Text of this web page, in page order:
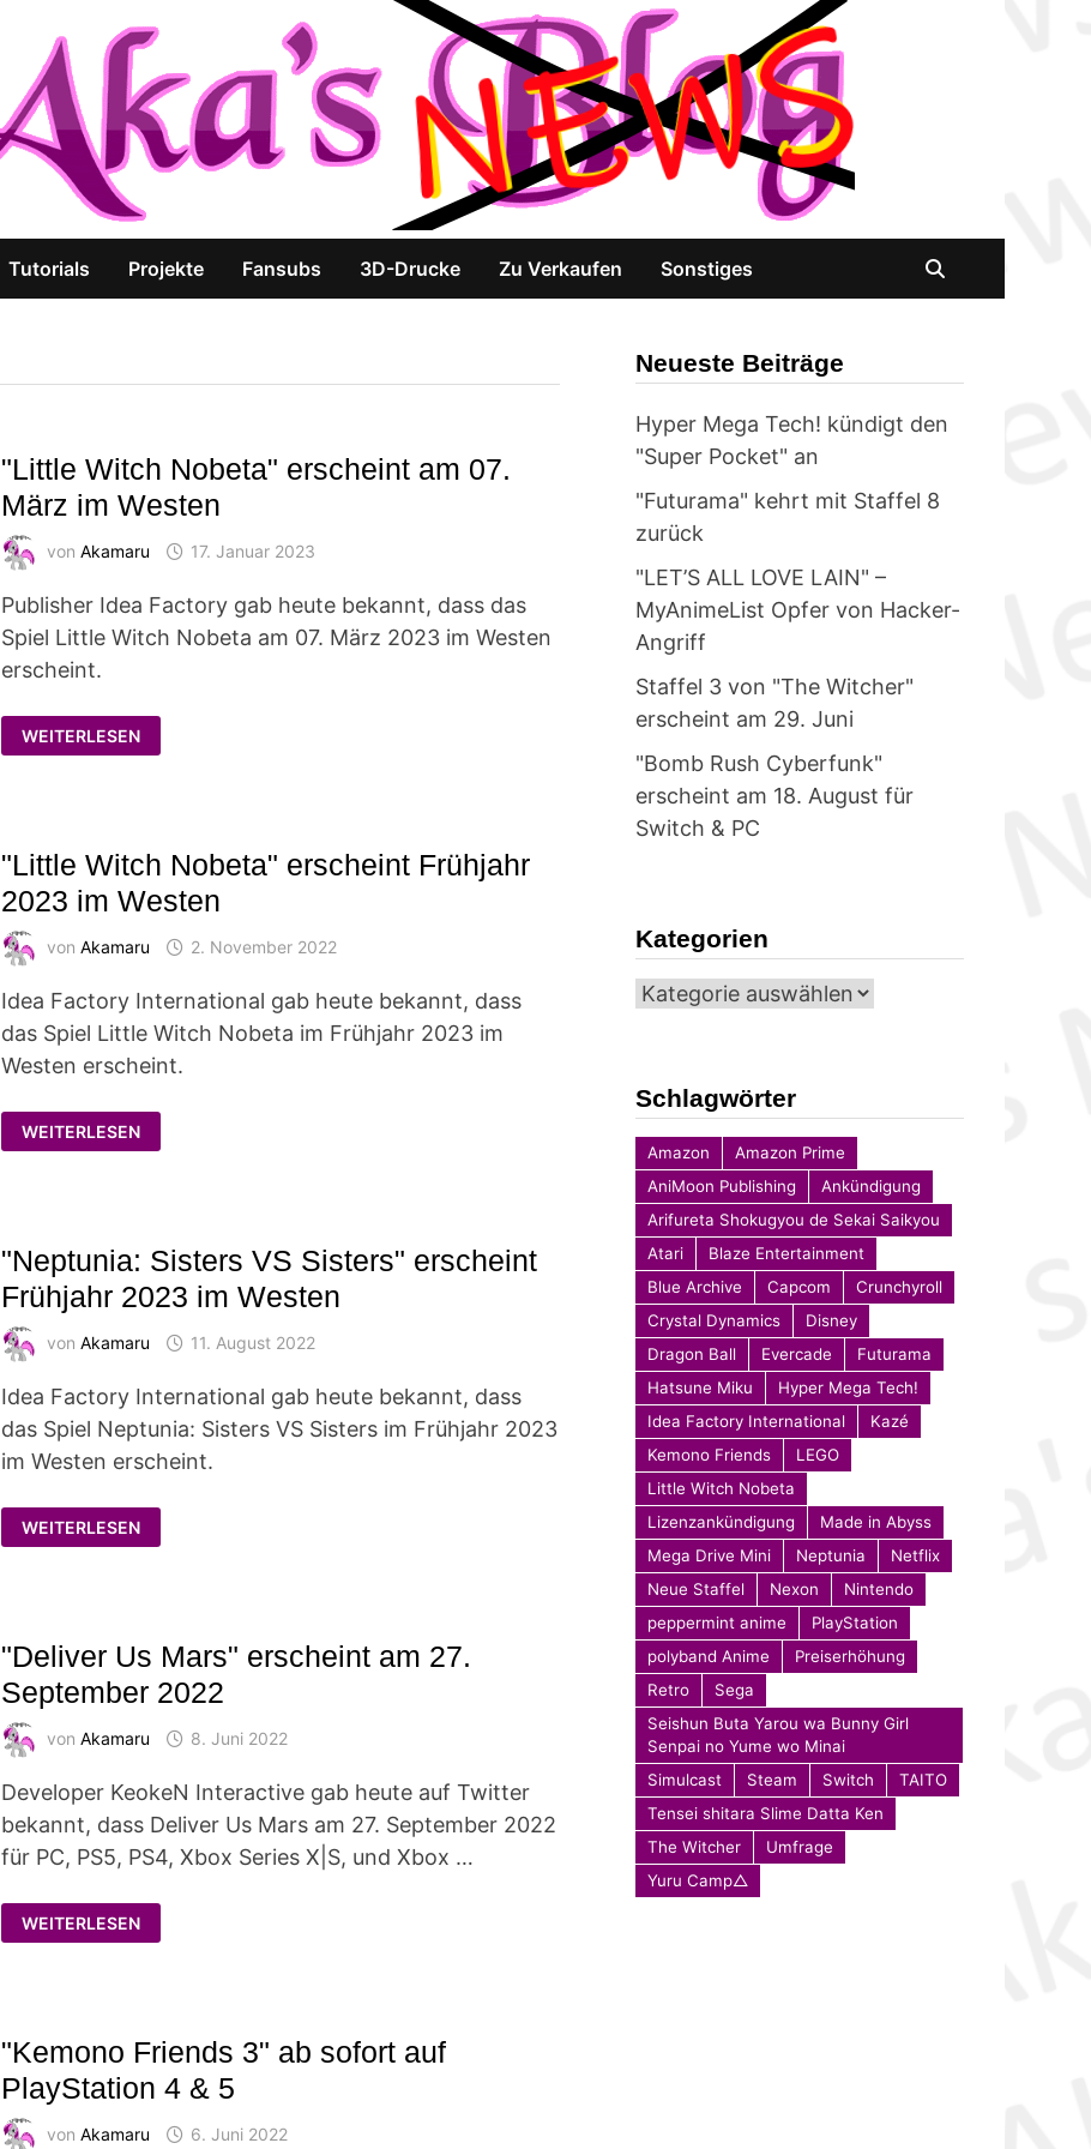
Tutorials Projekte Fansubs 3D-Drucke Zu Verkaufen Sonstiges
"Little Witch Nobeta" erscheint am 07.
März im Westen
vonAkamaru 17. Januar 2023
Publisher Idea Factory gab heute bekannt, dass das
Spiel Little Witch Nobeta am 07. März 2023 im Westen
erscheint.
"LITTLE
WITCH
NOBETA"
WESTEN
WEITERLESEN
"Little Witch Nobeta" erscheint Frühjahr
2023 im Westen
vonAkamaru 2. November 2022
Idea Factory International gab heute bekannt, dass
das Spiel Little Witch Nobeta im Frühjahr 2023 im
Westen erscheint.
"LITTLE
WITCH
NOBETA"
WEITERLESEN
"Neptunia: Sisters VS Sisters" erscheint
Frühjahr 2023 im Westen
vonAkamaru 11. August 2022
Idea Factory International gab heute bekannt, dass
das Spiel Neptunia: Sisters VS Sisters im Frühjahr 2023
im Westen erscheint.
"NEPTUNIA:
SISTERS
VS
WESTEN
WEITERLESEN
"Deliver Us Mars" erscheint am 27.
September 2022
vonAkamaru 8. Juni 2022
Developer KeokeN Interactive gab heute auf Twitter
bekannt, dass Deliver Us Mars am 27. September 2022
für PC, PS5, PS4, Xbox Series X|S, und Xbox …
"DELIVER
US
MARS"
WEITERLESEN
"Kemono Friends 3" ab sofort auf
PlayStation 4 & 5
vonAkamaru 6. Juni 2022
Neueste Beiträge
Hyper Mega Tech! kündigt den
"Super Pocket" an
"Futurama" kehrt mit Staffel 8
zurück
"LET’S ALL LOVE LAIN" –
MyAnimeList Opfer von Hacker-
Angriff
Staffel 3 von "The Witcher"
erscheint am 29. Juni
"Bomb Rush Cyberfunk"
erscheint am 18. August für
Switch & PC
Kategorien
Kategorien
Schlagwörter
Amazon
Amazon Prime
AniMoon Publishing
Ankündigung
Arifureta Shokugyou de Sekai Saikyou
Atari
Blaze Entertainment
Blue Archive
Capcom
Crunchyroll
Crystal Dynamics
Disney
Dragon Ball
Evercade
Futurama
Hatsune Miku
Hyper Mega Tech!
Idea Factory International
Kazé
Kemono Friends
LEGO
Little Witch Nobeta
Lizenzankündigung
Made in Abyss
Mega Drive Mini
Neptunia
Netflix
Neue Staffel
Nexon
Nintendo
peppermint anime
PlayStation
polyband Anime
Preiserhöhung
Retro
Sega
Seishun Buta Yarou wa Bunny Girl
Senpai no Yume wo Minai
Simulcast
Steam Switch
TAITO
Tensei shitara Slime Datta Ken
The Witcher
Umfrage
Yuru Camp△